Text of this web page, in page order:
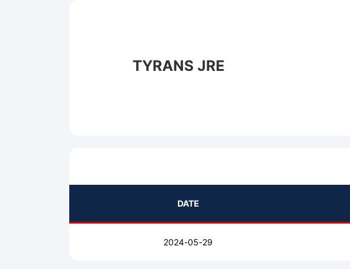
TYRANS JRE
DATE
2024-05-29